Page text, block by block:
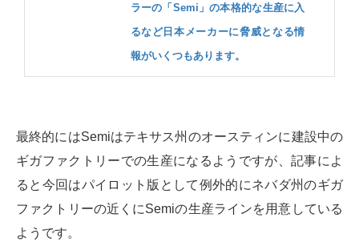
ラーの「Semi」の本格的な生産に入
るなど日本メーカーに脅威となる情
報がいくつもあります。
最終的にはSemiはテキサス州のオースティンに建設中の
ギガファクトリーでの生産になるようですが、記事によ
ると今回はパイロット版として例外的にネバダ州のギガ
ファクトリーの近くにSemiの生産ラインを用意している
ようです。